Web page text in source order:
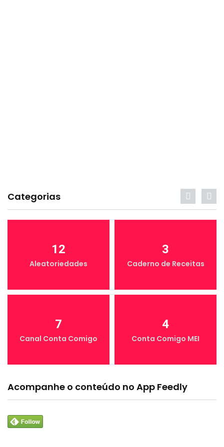
Categorias
12
Aleatoriedades
3
Caderno de Receitas
7
Canal Conta Comigo
4
Conta Comigo MEI
Acompanhe o conteúdo no App Feedly